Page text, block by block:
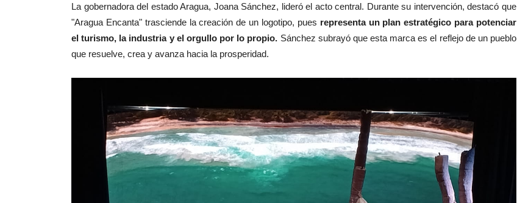
‎La gobernadora del estado Aragua, Joana Sánchez, lideró el acto central. Durante su intervención, destacó que
"Aragua Encanta" trasciende la creación de un logotipo, pues representa un plan estratégico para potenciar
el turismo, la industria y el orgullo por lo propio. Sánchez subrayó que esta marca es el reflejo de un pueblo
que resuelve, crea y avanza hacia la prosperidad.